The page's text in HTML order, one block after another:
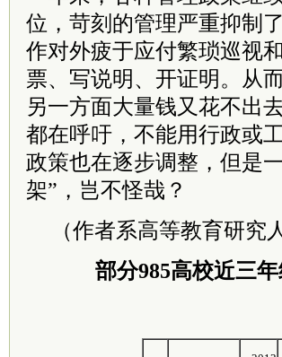
位，苛刻的管理严重抑制
作对外疲于应付繁琐巡视
票、写说明、开证明。从
另一方面大量钱又花不出
都在呼吁，不能用行政或
政策也在逐步调整，但是
架”，岂不怪哉？
（作者系高等教育研究
部分985高校近三